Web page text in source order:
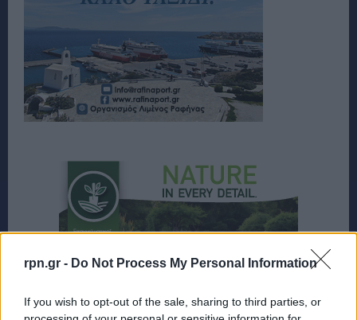
rpn.gr - Do Not Process My Personal Information
If you wish to opt-out of the sale, sharing to third parties, or